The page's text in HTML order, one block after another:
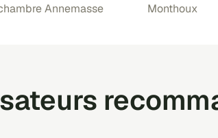
Annemasse
Monthoux